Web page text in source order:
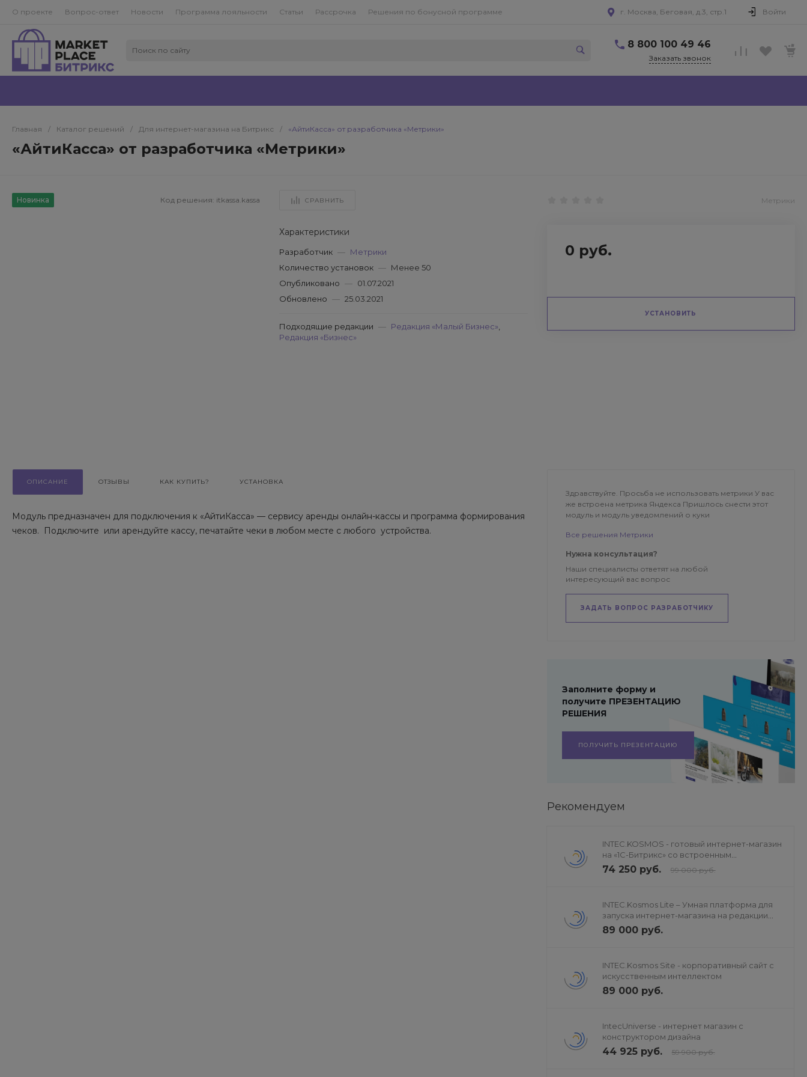
О проекте Вопрос-ответ Новости Программа лояльности Статьи Рассрочка Решения по бонусной программе г. Москва, Беговая, д.3, стр.1 Войти
8 800 100 49 46
Заказать звонок
Главная / Каталог решений / Для интернет-магазина на Битрикс / «АйтиКасса» от разработчика «Метрики»
«АйтиКасса» от разработчика «Метрики»
Новинка Код решения: itkassa.kassa СРАВНИТЬ Метрики
Характеристики
Разработчик — Метрики
Количество установок — Менее 50
Опубликовано — 01.07.2021
Обновлено — 25.03.2021
Подходящие редакции — Редакция «Малый Бизнес»
Редакция «Бизнес»
0 руб.
УСТАНОВИТЬ
ОПИСАНИЕ ОТЗЫВЫ КАК КУПИТЬ? УСТАНОВКА
Модуль предназначен для подключения к «АйтиКасса» — сервису аренды онлайн-кассы и программа формирования
чеков. Подключите или арендуйте кассу, печатайте чеки в любом месте с любого устройства.
Здравствуйте. Просьба не использовать метрики У вас
же встроена метрика Яндекса Пришлось снести этот
модуль и модуль уведомлений о куки
Все решения Метрики
Нужна консультация?
Наши специалисты ответят на любой
интересующий вас вопрос
ЗАДАТЬ ВОПРОС РАЗРАБОТЧИКУ
Заполните форму и
получите ПРЕЗЕНТАЦИЮ
РЕШЕНИЯ
ПОЛУЧИТЬ ПРЕЗЕНТАЦИЮ
Рекомендуем
INTEC.KOSMOS - готовый интернет-магазин
на «1С-Битрикс» со встроенным
искусственным интеллектом
74 250 руб. 99 000 руб.
INTEC.Kosmos Lite – Умная платформа для
запуска интернет-магазина на редакции
«Старт»
89 000 руб.
INTEC.Kosmos Site - корпоративный сайт с
искусственным интеллектом
89 000 руб.
IntecUniverse - интернет магазин с
конструктором дизайна
44 925 руб. 59 900 руб.